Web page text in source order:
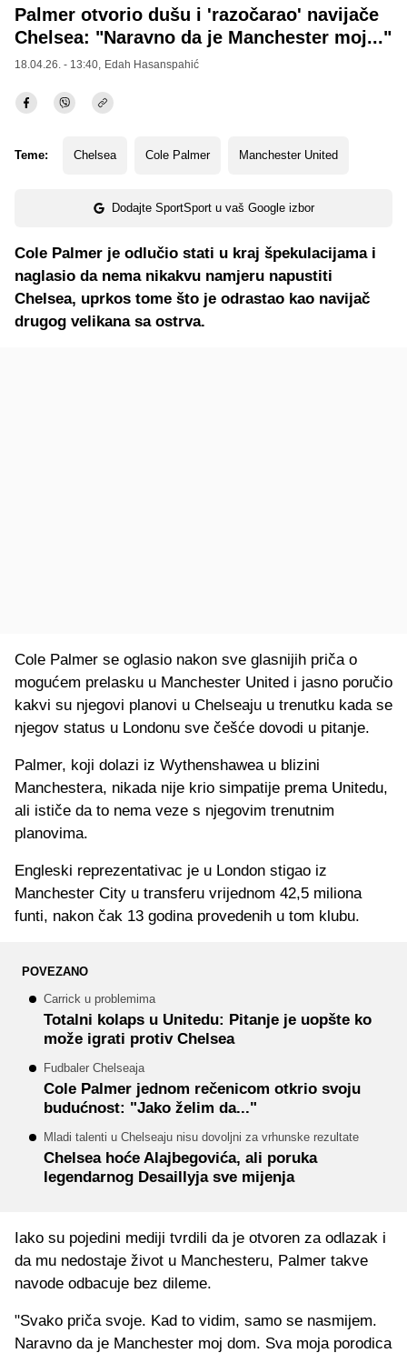
Palmer otvorio dušu i 'razočarao' navijače
Chelsea: "Naravno da je Manchester moj..."
18.04.26. - 13:40, Edah Hasanspahić
Teme: Chelsea Cole Palmer Manchester United
Dodajte SportSport u vaš Google izbor
Cole Palmer je odlučio stati u kraj špekulacijama i
naglasio da nema nikakvu namjeru napustiti
Chelsea, uprkos tome što je odrastao kao navijač
drugog velikana sa ostrva.
Cole Palmer se oglasio nakon sve glasnijih priča o
mogućem prelasku u Manchester United i jasno poručio
kakvi su njegovi planovi u Chelseaju u trenutku kada se
njegov status u Londonu sve češće dovodi u pitanje.
Palmer, koji dolazi iz Wythenshawea u blizini
Manchestera, nikada nije krio simpatije prema Unitedu,
ali ističe da to nema veze s njegovim trenutnim
planovima.
Engleski reprezentativac je u London stigao iz
Manchester City u transferu vrijednom 42,5 miliona
funti, nakon čak 13 godina provedenih u tom klubu.
POVEZANO
Carrick u problemima
Totalni kolaps u Unitedu: Pitanje je uopšte ko
može igrati protiv Chelsea
Fudbaler Chelseaja
Cole Palmer jednom rečenicom otkrio svoju
budućnost: "Jako želim da..."
Mladi talenti u Chelseaju nisu dovoljni za vrhunske rezultate
Chelsea hoće Alajbegovića, ali poruka
legendarnog Desaillyja sve mijenja
Iako su pojedini mediji tvrdili da je otvoren za odlazak i
da mu nedostaje život u Manchesteru, Palmer takve
navode odbacuje bez dileme.
"Svako priča svoje. Kad to vidim, samo se nasmijem.
Naravno da je Manchester moj dom. Sva moja porodica